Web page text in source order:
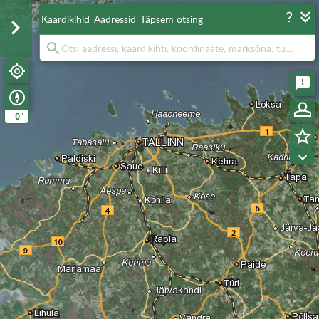
0°
Kaardikihid Aadressid Täpsem otsing